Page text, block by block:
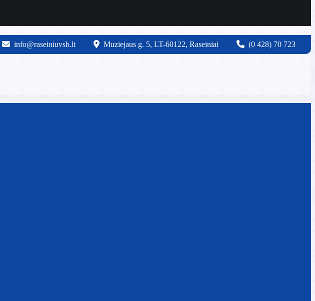
info@raseiniuvsb.lt Muziejaus g. 5, LT-60122, Raseiniai (0 428) 70 723